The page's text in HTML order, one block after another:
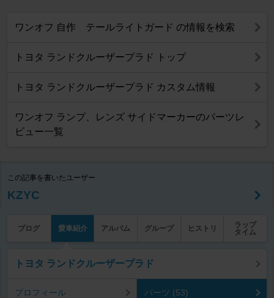
ワンオフ 自作 テールライトガード の情報を検索
トヨタ ランドクルーザープラド トップ
トヨタ ランドクルーザープラド カスタム情報
ワンオフ ランプ、レンズ サイドマーカーのパーツレ
ビュー一覧
この記事を書いたユーザー
KZYC
ブログ 愛車紹介 アルバム グループ ヒストリ
ラップ
タイム
トヨタ ランドクルーザープラド
プロフィール パーツ (53)